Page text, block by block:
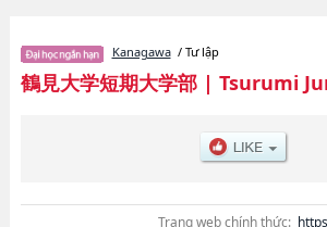
tin cần thiết dành cho du học sinh, như là về các
Care and EducationhoặcNgành Dental Hygiene,
học, thông tin liên quan đến thi tuyển như số lượng
Kanagawa/ Tư lập
鶴見大学短期大学部| Tsurumi
Trang web chính thức: